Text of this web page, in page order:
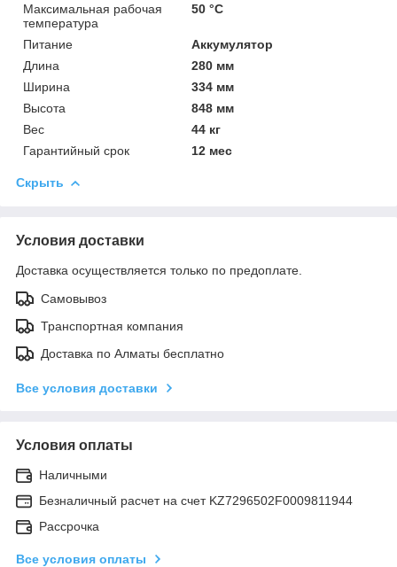
Максимальная рабочая
температура
50 °С
Питание
Аккумулятор
Длина
280 мм
Ширина
334 мм
Высота
848 мм
Вес
44 кг
Гарантийный срок
12 мес
Скрыть
Условия доставки
Доставка осуществляется только по предоплате.
Самовывоз
Транспортная компания
Доставка по Алматы бесплатно
Все условия доставки
Условия оплаты
Наличными
Безналичный расчет на счет KZ7296502F0009811944
Рассрочка
Все условия оплаты